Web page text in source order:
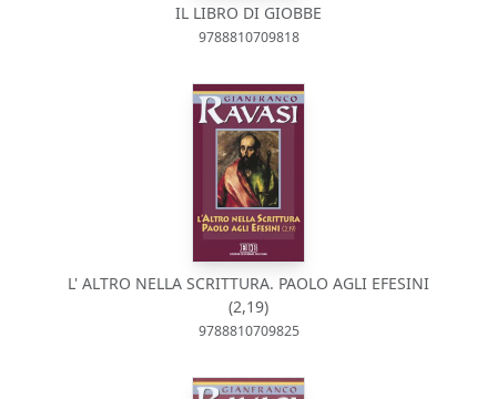
IL LIBRO DI GIOBBE
9788810709818
L' ALTRO NELLA SCRITTURA. PAOLO AGLI EFESINI
(2,19)
9788810709825